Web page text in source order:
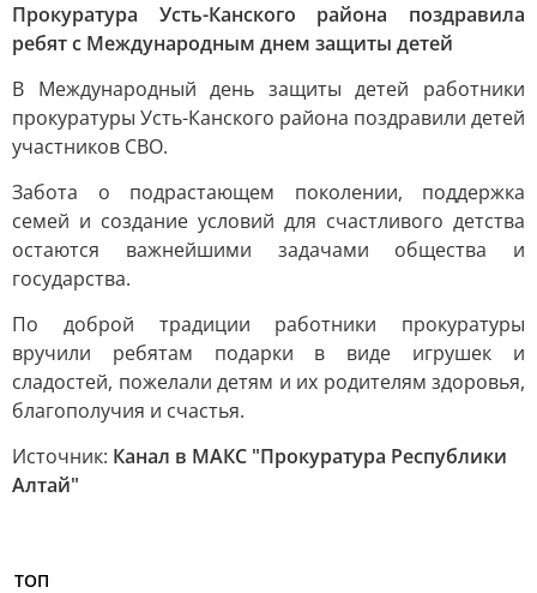
Прокуратура Усть-Канского района поздравила
ребят с Международным днем защиты детей
В Международный день защиты детей работники
прокуратуры Усть-Канского района поздравили детей
участников СВО.
Забота о подрастающем поколении, поддержка
семей и создание условий для счастливого детства
остаются важнейшими задачами общества и
государства.
По доброй традиции работники прокуратуры
вручили ребятам подарки в виде игрушек и
сладостей, пожелали детям и их родителям здоровья,
благополучия и счастья.
Источник: Канал в МАКС "Прокуратура Республики
Алтай"
ТОП